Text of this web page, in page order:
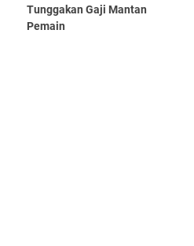
Tunggakan Gaji Mantan
Pemain